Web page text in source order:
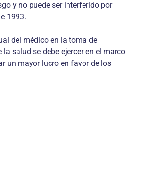
y no puede ser interferido por
1993.
del médico en la toma de
salud se debe ejercer en el marco
un mayor lucro en favor de los